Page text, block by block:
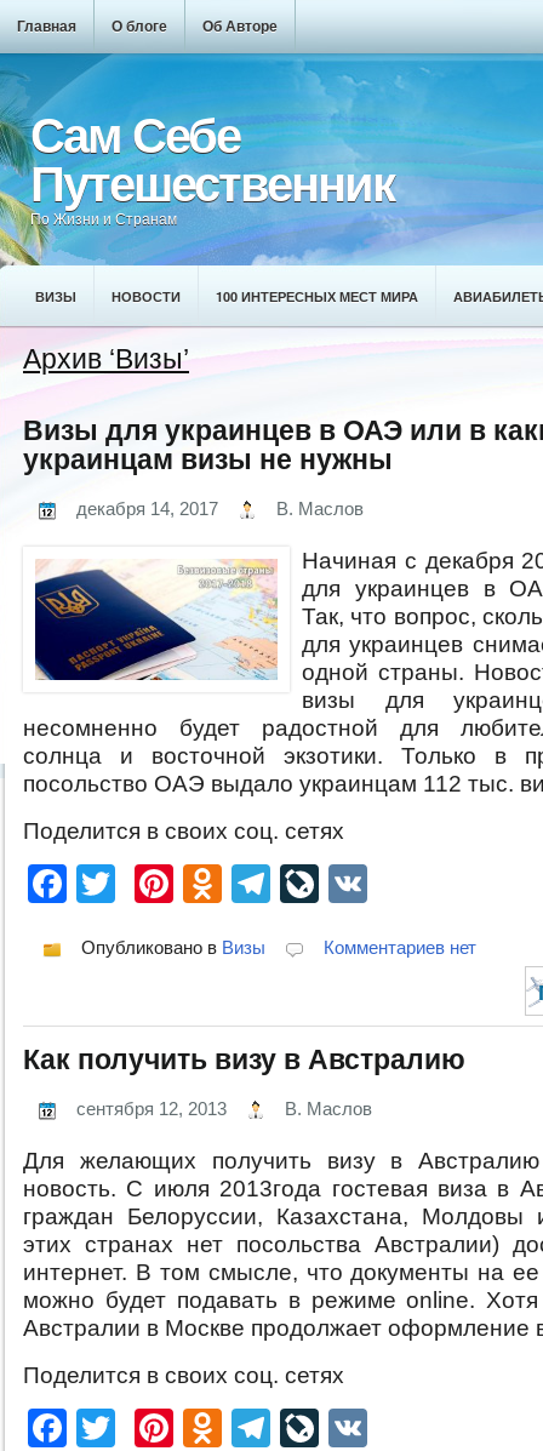
Главная О блоге Об Авторе
Сам Себе
Путешественник
По Жизни и Странам
ВИЗЫ НОВОСТИ 100 ИНТЕРЕСНЫХ МЕСТ МИРА
Архив ‘Визы’
Визы для украинцев в ОАЭ или в
украинцам визы не нужны
декабря 14, 2017 В. Маслов
Начиная с декабря
для украинцев в
Так, что вопрос,
для украинцев
одной страны.
визы для
несомненно будет радостной для
солнца и восточной экзотики. Только в
посольство ОАЭ выдало украинцам 112 тыс.
Поделится в своих соц. сетях
Facebook
TwitterPinterest
Odnoklassniki
Telegram
LiveJournal
Опубликовано в Визы Комментариев нет
Как получить визу в Австралию
сентября 12, 2013 В. Маслов
Для желающих получить визу в
новость. С июля 2013года гостевая виза в
граждан Белоруссии, Казахстана, Молдовы
этих странах нет посольства Австралии)
интернет. В том смысле, что документы на
можно будет подавать в режиме online.
Австралии в Москве продолжает оформление
Поделится в своих соц. сетях
Facebook
TwitterPinterest
Odnoklassniki
Telegram
LiveJournal